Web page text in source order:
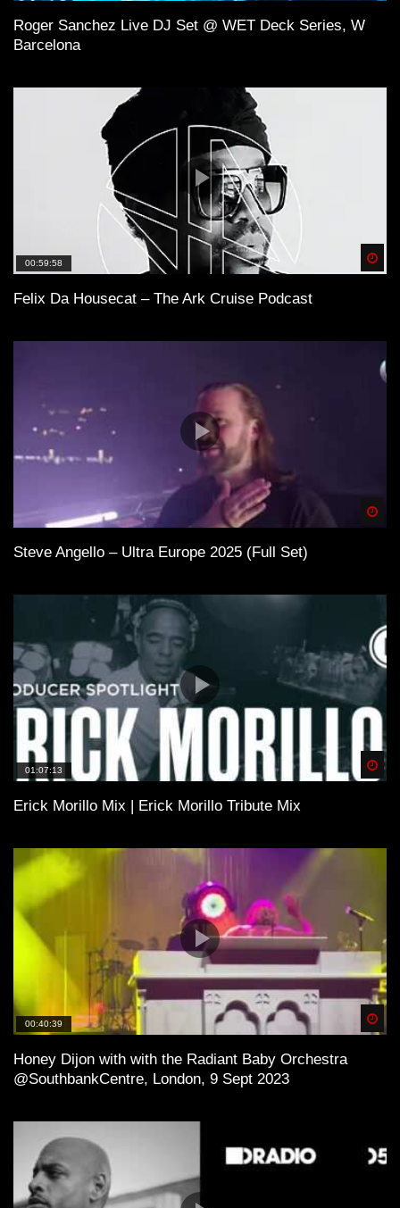
Roger Sanchez Live DJ Set @ WET Deck Series, W
Barcelona
00:59:58
Felix Da Housecat – The Ark Cruise Podcast
Steve Angello – Ultra Europe 2025 (Full Set)
01:07:13
Erick Morillo Mix | Erick Morillo Tribute Mix
00:40:39
Honey Dijon with with the Radiant Baby Orchestra
@SouthbankCentre, London, 9 Sept 2023